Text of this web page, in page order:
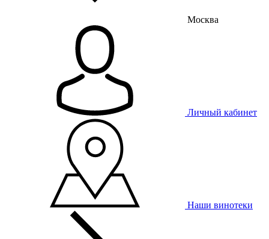
Москва
Личный кабинет
Наши винотеки